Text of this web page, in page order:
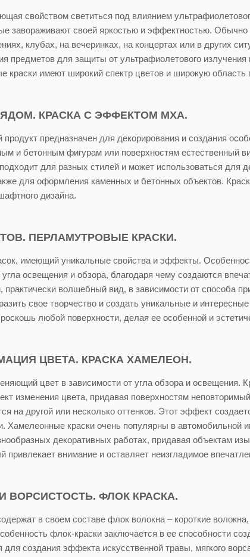
свойством светиться под влиянием
завораживают своей яркостью и эффектностью.
клубах, на вечеринках, на концертах или в других
предметов для защиты от ультрафиолетового
краски имеют широкий спектр цветов и широкую область
КРАСКА С ЭФФЕКТОМ МХА.
предназначен для декорирования и создания
и бетонным фигурам или поверхностям естественный
для разных стилей и может использоваться для
для оформления каменных и бетонных объектов.
дизайна.
ПЕРЛАМУТРОВЫЕ КРАСКИ.
имеющий уникальные свойства и эффекты.
угла освещения и обзора, благодаря чему создаются
практически волшебный вид, в зависимости от способа
свое творчество и создать уникальные и
роскошь любой поверхности, делая ее особенной и
ЦВЕТА. КРАСКА ХАМЕЛЕОН.
цвет в зависимости от угла обзора и освещения.
изменения цвета, придавая поверхностям
на другой или несколько оттенков. Этот эффект
Хамелеонные краски очень популярны в автомобильной
декоративных работах, придавая объектам
привлекает внимание и оставляет неизгладимое
ВОРСИСТОСТЬ. ФЛОК КРАСКА.
в своем составе флок волокна – короткие
флок-краски заключается в ее способности
для создания эффекта искусственной травы, мягкого